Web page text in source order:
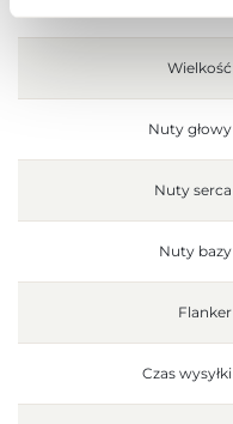
Wielkość
Nuty głowy
Nuty serca
Nuty bazy
Flanker
Czas wysyłki